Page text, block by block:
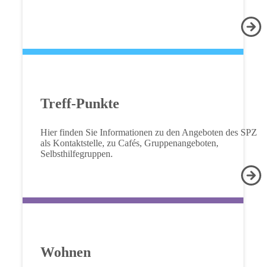
Treff-Punkte
Hier finden Sie Informationen zu den Angeboten des SPZ
als Kontaktstelle, zu Cafés, Gruppenangeboten,
Selbsthilfegruppen.
Wohnen